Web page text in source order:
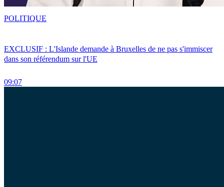
EXCLUSIF : L'Islande demande à Bruxelles de ne pas s'immiscer
dans son référendum sur l'UE
09:07
POLITIQUE